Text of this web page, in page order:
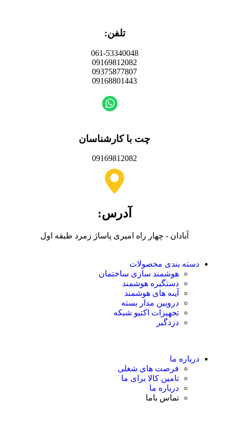
تلفن:
061-53340048
09169812082
09375877807
09168801443
چت با کارشناسان
09169812082
آدرس:
آبادان - چهار راه امیری پاساژ زمرد طبقه اول
دسته بندی محصولات
هوشمند سازی ساختمان
دستگیره هوشمند
آینه های هوشمند
دروبین مدار بسته
تجهیزات اکتیو شبکه
دزدگیر
درباره ما
فرصت های شغلی
تامین کالا برای ما
درباره ما
تماس باما